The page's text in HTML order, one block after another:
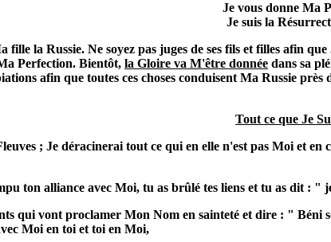
Je vous donne Ma
Je suis la
la Russie. Ne soyez pas juges de ses fils et filles afin
Perfection. Bientôt, la Gloire va M'être donnée dans sa
afin que toutes ces choses conduisent Ma Russie
Tout ce que Je
; Je déracinerai tout ce qui en elle n'est pas Moi et
ton alliance avec Moi, tu as brûlé tes liens et tu as dit : "
qui vont proclamer Mon Nom en sainteté et dire : "
Moi en toi et toi en Moi,